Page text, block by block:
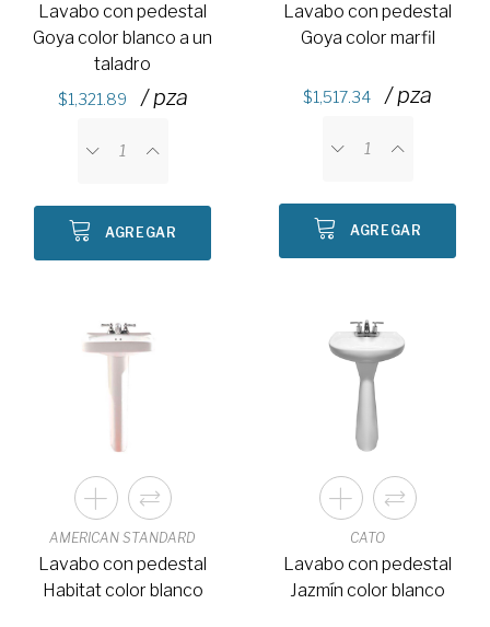
Lavabo con pedestal
Goya color blanco a un
taladro
1,321.89 / pza
AGREGAR
Lavabo con pedestal
Goya color marfil
1,517.34 / pza
AGREGAR
AMERICAN STANDARD
Lavabo con pedestal
Habitat color blanco
CATO
Lavabo con pedestal
Jazmín color blanco